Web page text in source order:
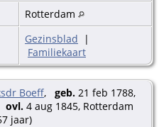
Rotterdam
Gezinsblad |
Familiekaart
Boeff, geb. 21 feb 1788,
ovl. 4 aug 1845, Rotterdam
jaar)